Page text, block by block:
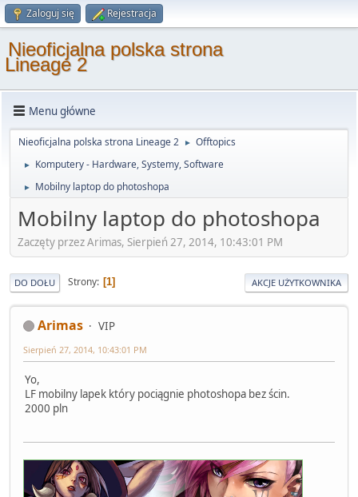
Zaloguj się Rejestracja
Nieoficjalna polska strona
Lineage 2
Menu główne
Nieoficjalna polska strona Lineage 2 ► Offtopics
► Komputery - Hardware, Systemy, Software
► Mobilny laptop do photoshopa
Mobilny laptop do photoshopa
Zaczęty przez Arimas, Sierpień 27, 2014, 10:43:01 PM
DO DOŁU Strony 1 AKCJE UŻYTKOWNIKA
Arimas VIP
Sierpień 27, 2014, 10:43:01 PM
Yo,
LF mobilny lapek który pociągnie photoshopa bez ścin.
2000 pln